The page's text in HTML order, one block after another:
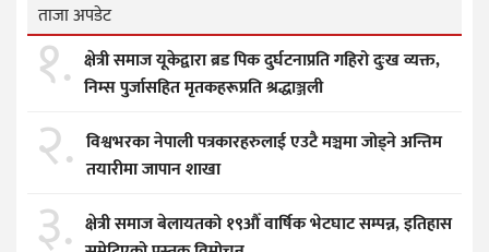
ताजा अपडेट
१. क्षेत्री समाज यूकेद्वारा ब्रड पिक दुर्घटनाप्रति गहिरो दुःख व्यक्त,
निम्स पुर्जासहित मृतकहरूप्रति श्रद्धाञ्जली
२. विश्वभरका नेपाली पत्रकारहरुलाई एउटै मञ्चमा जोड्ने अन्तिम
तयारीमा जापान शाखा
३. क्षेत्री समाज बेलायतको १९औँ वार्षिक भेटघाट सम्पन्न, इतिहास